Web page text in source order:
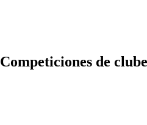
Competiciones de